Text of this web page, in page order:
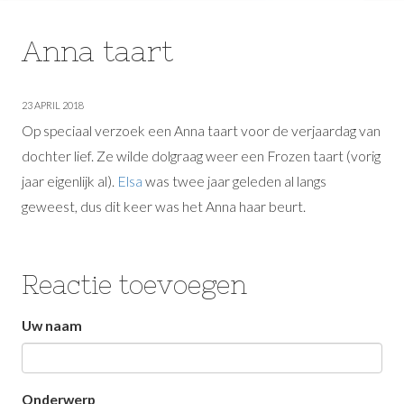
Anna taart
23 APRIL 2018
Op speciaal verzoek een Anna taart voor de verjaardag van
dochter lief. Ze wilde dolgraag weer een Frozen taart (vorig
jaar eigenlijk al). Elsa was twee jaar geleden al langs
geweest, dus dit keer was het Anna haar beurt.
Reactie toevoegen
Laat
dit
veld
leeg
Uw naam
Onderwerp